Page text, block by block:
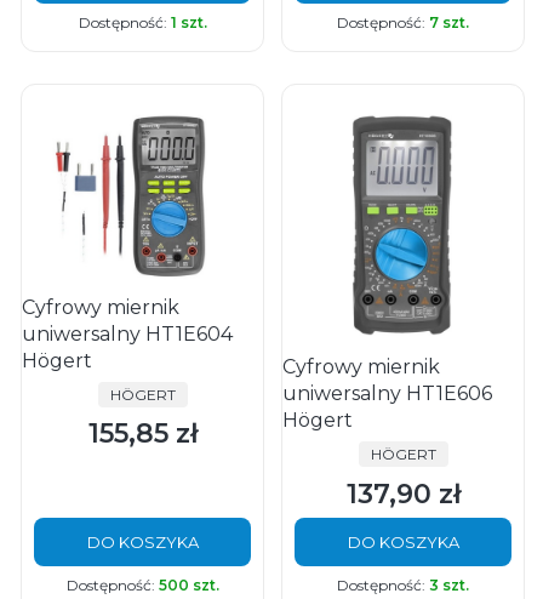
Dostępność: 1 szt. Dostępność: 7 szt.
Cyfrowy miernik
uniwersalny HT1E604
Högert
PRODUCENT
HÖGERT
Cena
155,85 zł
DO KOSZYKA
Dostępność: 500 szt.
Cyfrowy miernik
uniwersalny HT1E606
Högert
PRODUCENT
HÖGERT
Cena
137,90 zł
DO KOSZYKA
Dostępność: 3 szt.